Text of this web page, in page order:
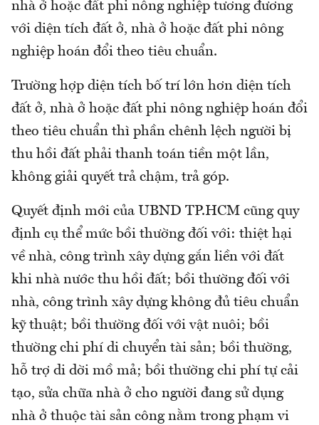
nhà ở hoặc đất phi nông nghiệp tương đương
với diện tích đất ở, nhà ở hoặc đất phi nông
nghiệp hoán đổi theo tiêu chuẩn.
Trường hợp diện tích bố trí lớn hơn diện tích
đất ở, nhà ở hoặc đất phi nông nghiệp hoán đổi
theo tiêu chuẩn thì phần chênh lệch người bị
thu hồi đất phải thanh toán tiền một lần,
không giải quyết trả chậm, trả góp.
Quyết định mới của UBND TP.HCM cũng quy
định cụ thể mức bồi thường đối với: thiệt hại
về nhà, công trình xây dựng gắn liền với đất
khi nhà nước thu hồi đất; bồi thường đối với
nhà, công trình xây dựng không đủ tiêu chuẩn
kỹ thuật; bồi thường đối với vật nuôi; bồi
thường chi phí di chuyển tài sản; bồi thường,
hỗ trợ di dời mồ mả; bồi thường chi phí tự cải
tạo, sửa chữa nhà ở cho người đang sử dụng
nhà ở thuộc tài sản công nằm trong phạm vi